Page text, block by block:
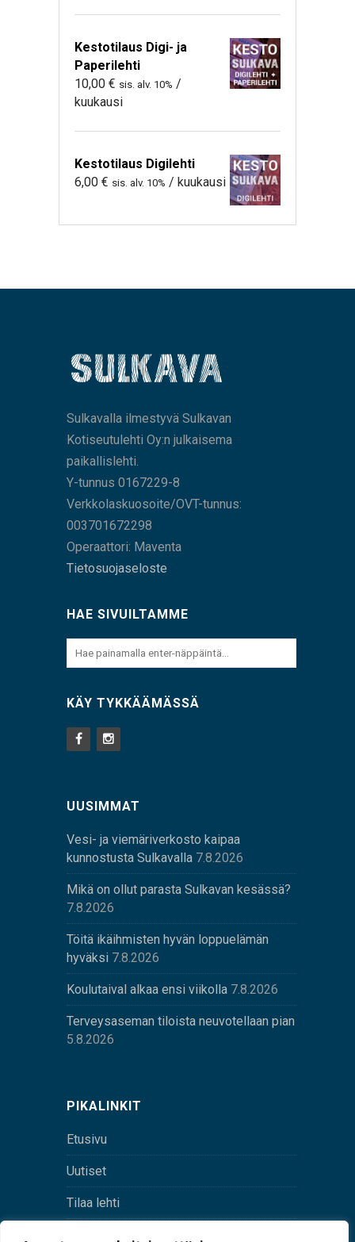
Kestotilaus Digi- ja
Paperilehti
10,00 € sis. alv. 10% /
kuukausi
Kestotilaus Digilehti
6,00 € sis. alv. 10% / kuukausi
Sulkavalla ilmestyvä Sulkavan
Kotiseutulehti Oy:n julkaisema
paikallislehti.
Y-tunnus 0167229-8
Verkkolaskuosoite/OVT-tunnus:
003701672298
Operaattori: Maventa
Tietosuojaseloste
HAE SIVUILTAMME
KÄY TYKKÄÄMÄSSÄ
UUSIMMAT
Vesi- ja viemäriverkosto kaipaa
kunnostusta Sulkavalla 7.8.2026
Mikä on ollut parasta Sulkavan kesässä?
7.8.2026
Töitä ikäihmisten hyvän loppuelämän
hyväksi 7.8.2026
Koulutaival alkaa ensi viikolla 7.8.2026
Terveysaseman tiloista neuvotellaan pian
5.8.2026
PIKALINKIT
Etusivu
Uutiset
Tilaa lehti